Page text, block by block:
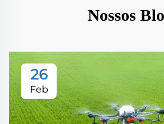
Nossos
26
Feb